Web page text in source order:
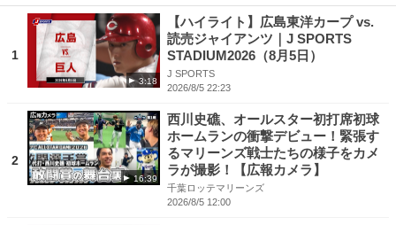
1
3:18
【ハイライト】広島東洋カープ vs.
読売ジャイアンツ｜J SPORTS
STADIUM2026（8月5日）
J SPORTS
2026/8/5 22:23
2
16:39
西川史礁、オールスター初打席初球
ホームランの衝撃デビュー！緊張す
るマリーンズ戦士たちの様子をカメ
ラが撮影！【広報カメラ】
千葉ロッテマリーンズ
2026/8/5 12:00